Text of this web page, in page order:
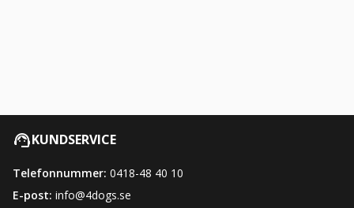
KUNDSERVICE
Telefonnummer: 0418-48 40 10
E-post: info@4dogs.se